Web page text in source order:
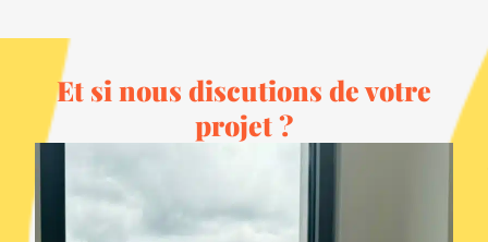
Et si nous discutions de votre
projet ?